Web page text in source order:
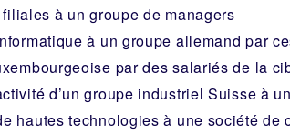
à un groupe de managers
à un groupe allemand par
par des salariés de la
d’un groupe industriel Suisse à
hautes technologies à une société